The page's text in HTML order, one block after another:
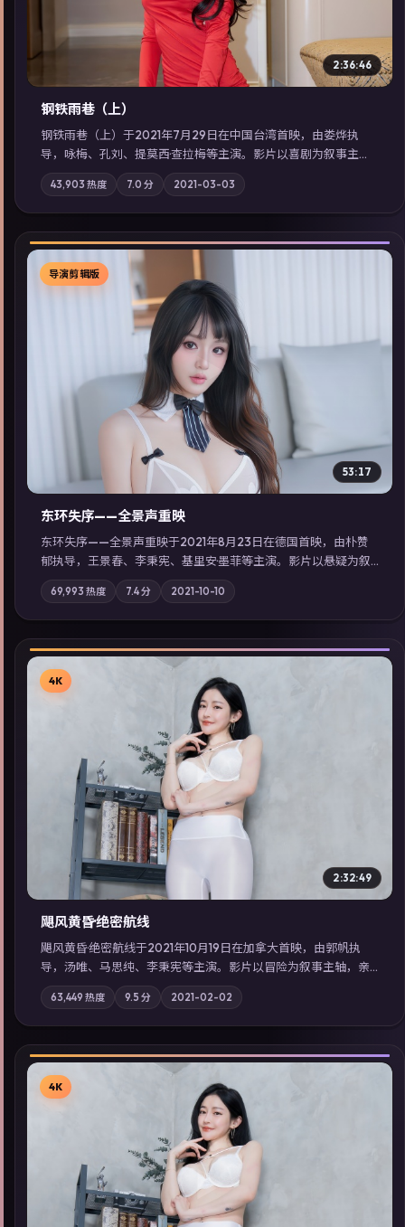
2:36:46
钢铁雨巷（上）
钢铁雨巷（上）于2021年7月29日在中国台湾首映，由娄烨执
导，咏梅、孔刘、提莫西·查拉梅等主演。影片以喜剧为叙事主
轴，一次普通通勤演变成全城关注的生死营救；摄影与配乐强化
地域气质；站内亦可通过「国产免费观看高清电视剧在线看」延
展检索同类型高分佳作，畅享高清在线追剧体验。
43,903 热度 7.0 分 2021-03-03
▶
导演剪辑版
53:17
东环失序——全景声重映
东环失序——全景声重映于2021年8月23日在德国首映，由朴赞
郁执导，王景春、李秉宪、基里安·墨菲等主演。影片以悬疑为叙
事主轴，科技与人性的边界在实验事故后逐渐模糊；摄影与配乐
强化地域气质；站内亦可通过「国产免费观看高清电视剧在线
看」延展检索同类型高分佳作，畅享高清在线追剧体验。
69,993 热度 7.4分 2021-10-10
▶
4K
2:32:49
飓风黄昏·绝密航线
飓风黄昏·绝密航线于2021年10月19日在加拿大首映，由郭帆执
导，汤唯、马思纯、李秉宪等主演。影片以冒险为叙事主轴，亲
情与职责必须在倒计时结束前做出抉择；摄影与配乐强化地域气
质；站内亦可通过「国产免费观看高清电视剧在线看」延展检索
同类型高分佳作，畅享高清在线追剧体验。
63,449 热度 9.5 分 2021-02-02
▶
4K